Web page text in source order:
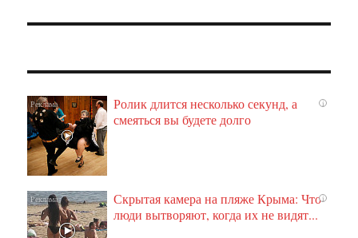
i
Ролик длится несколько секунд, а
смеяться вы будете долго
i
Скрытая камера на пляже Крыма: Что
люди вытворяют, когда их не видят...